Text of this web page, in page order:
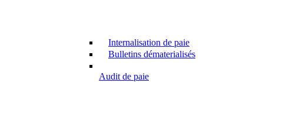
Internalisation de paie
Bulletins dématerialisés
Audit de paie